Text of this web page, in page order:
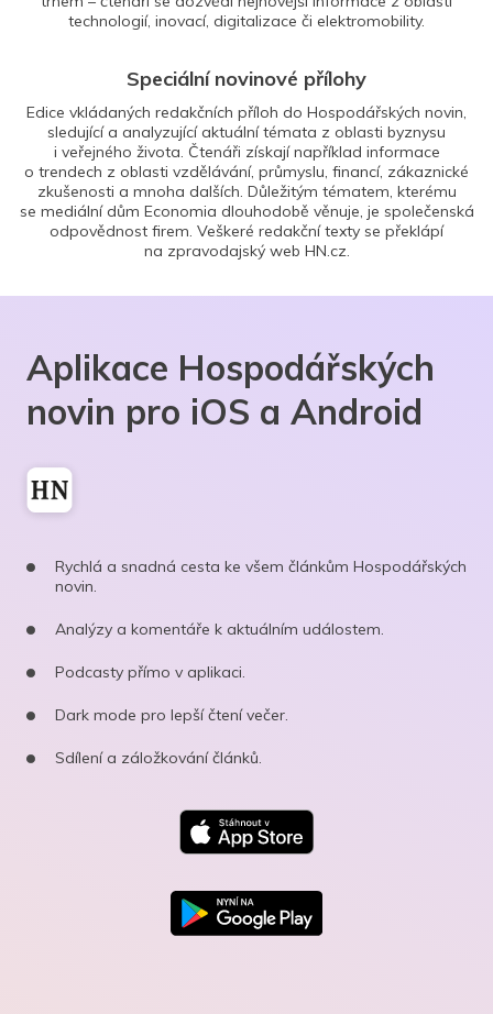
technologií, inovací, digitalizace či elektromobility.
Speciální novinové přílohy
Edice vkládaných redakčních příloh do Hospodářských novin,
sledující a analyzující aktuální témata z oblasti byznysu
i veřejného života. Čtenáři získají například informace
o trendech z oblasti vzdělávání, průmyslu, financí, zákaznické
zkušenosti a mnoha dalších. Důležitým tématem, kterému
se mediální dům Economia dlouhodobě věnuje, je společenská
odpovědnost firem. Veškeré redakční texty se překlápí
na zpravodajský web HN.cz.
Aplikace Hospodářských
novin pro iOS a Android
Rychlá a snadná cesta ke všem článkům Hospodářských
novin.
Analýzy a komentáře k aktuálním událostem.
Podcasty přímo v aplikaci.
Dark mode pro lepší čtení večer.
Sdílení a záložkování článků.